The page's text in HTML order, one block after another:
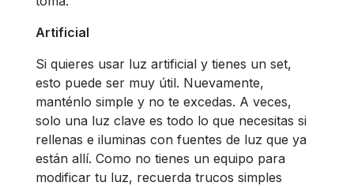
Artificial
Si quieres usar luz artificial y tienes un set,
esto puede ser muy útil. Nuevamente,
manténlo simple y no te excedas. A veces,
solo una luz clave es todo lo que necesitas si
rellenas e iluminas con fuentes de luz que ya
están allí. Como no tienes un equipo para
modificar tu luz, recuerda trucos simples